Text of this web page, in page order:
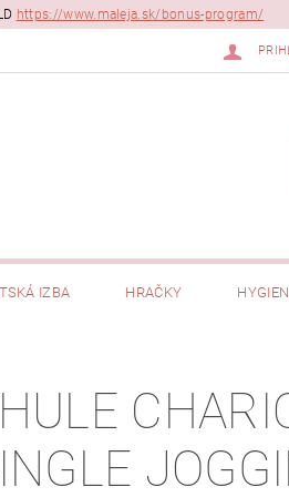
https://www.maleja.sk/bonus-program/
IZBA HRAČKY